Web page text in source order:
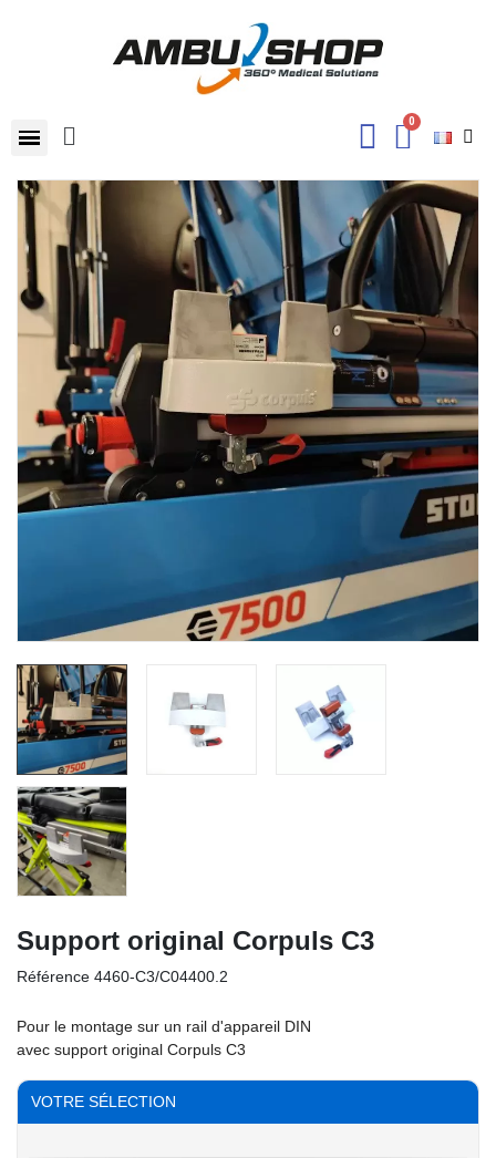
Support original Corpuls C3
Référence 4460-C3/C04400.2
Pour le montage sur un rail d'appareil DIN
avec support original Corpuls C3
VOTRE SÉLECTION